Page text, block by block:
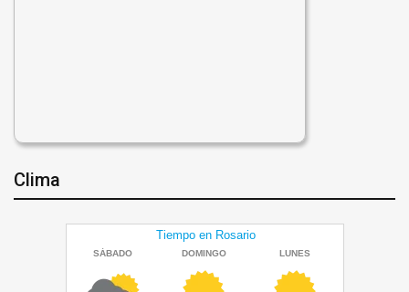
Clima